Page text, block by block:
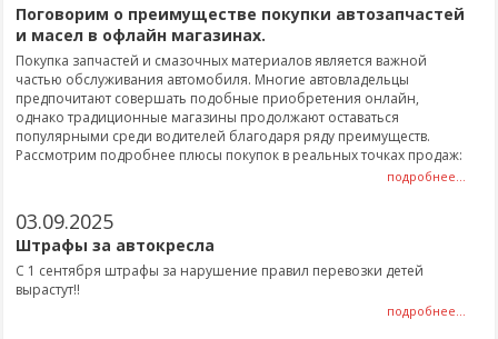
Поговорим о преимуществе покупки автозапчастей
и масел в офлайн магазинах.
Покупка запчастей и смазочных материалов является важной
частью обслуживания автомобиля. Многие автовладельцы
предпочитают совершать подобные приобретения онлайн,
однако традиционные магазины продолжают оставаться
популярными среди водителей благодаря ряду преимуществ.
Рассмотрим подробнее плюсы покупок в реальных точках продаж:
подробнее...
03.09.2025
Штрафы за автокресла
С 1 сентября штрафы за нарушение правил перевозки детей
вырастут!!
подробнее...